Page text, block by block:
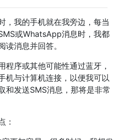
，我的手机就在我旁边，每当
或WhatsApp消息时，我都
读消息并回答。
程序或其他可能性通过蓝牙，
机与计算机连接，以便我可以
和发送SMS消息，那将是非常
：